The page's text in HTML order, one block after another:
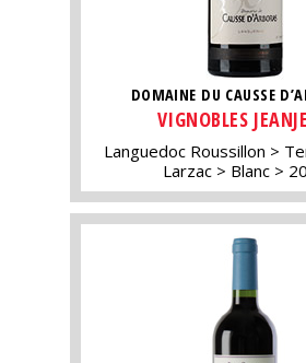
DOMAINE DU CAUSSE
VIGNOBLES
Languedoc Roussillon
Larzac
Blanc